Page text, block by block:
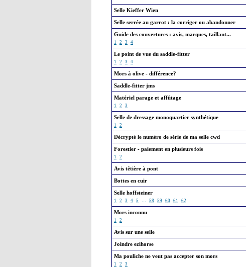
Selle Kieffer Wien
Selle serrée au garrot : la corriger ou abandonner
Guide des couvertures : avis, marques, taillant...
1 2 3 4
Le point de vue du saddle-fitter
1 2 3 4
Mors à olive - différence?
Saddle-fitter jms
Matériel parage et affûtage
1 2 3
Selle de dressage monoquartier synthétique
1 2
Décrypté le numéro de série de ma selle cwd
Forestier - paiement en plusieurs fois
1 2
Avis têtière à pont
Bottes en cuir
Selle hoffsteiner
1 2 3 4 5 ... 58 59 60 61 62
Mors inconnu
1 2
Avis sur une selle
Joindre ezihorse
Ma pouliche ne veut pas accepter son mors
1 2 3